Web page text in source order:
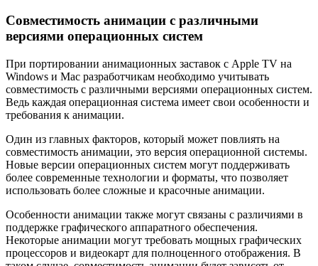
Совместимость анимации с различными
версиями операционных систем
При портировании анимационных заставок с Apple TV на
Windows и Mac разработчикам необходимо учитывать
совместимость с различными версиями операционных систем.
Ведь каждая операционная система имеет свои особенности и
требования к анимации.
Один из главных факторов, который может повлиять на
совместимость анимации, это версия операционной системы.
Новые версии операционных систем могут поддерживать
более современные технологии и форматы, что позволяет
использовать более сложные и красочные анимации.
Особенности анимации также могут связаны с различиями в
поддержке графического аппаратного обеспечения.
Некоторые анимации могут требовать мощных графических
процессоров и видеокарт для полноценного отображения. В